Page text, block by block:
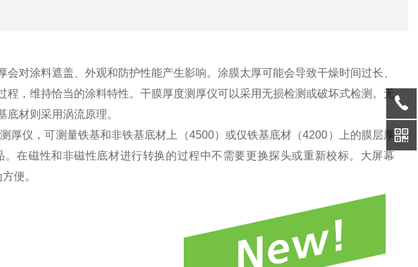
对涂料遮盖、外观和防护性能产生影响。涂膜太厚可能会导致干燥时间过长、
，维持恰当的涂料特性。干膜厚度测厚仪可以采用无损检测或破坏式检测。无
材则采用涡流原理。
厚仪，可测量铁基和非铁基底材上（4500）或仅铁基底材（4200）上的膜层厚
。在磁性和非磁性底材进行转换的过程中不需要更换探头或重新校标。大屏幕
便。